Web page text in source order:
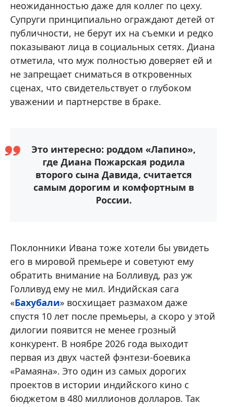
неожиданностью даже для коллег по цеху.
Супруги принципиально ограждают детей от
публичности, не берут их на съемки и редко
показывают лица в социальных сетях. Диана
отметила, что муж полностью доверяет ей и
не запрещает сниматься в откровенных
сценах, что свидетельствует о глубоком
уважении и партнерстве в браке.
Это интересно: роддом «Лапино»,
где Диана Пожарская родила
второго сына Давида, считается
самым дорогим и комфортным в
России.
Поклонники Ивана тоже хотели бы увидеть
его в мировой премьере и советуют ему
обратить внимание на Болливуд, раз уж
Голливуд ему не мил. Индийская сага
«Бахубали» восхищает размахом даже
спустя 10 лет после премьеры, а скоро у этой
дилогии появится не менее грозный
конкурент. В ноябре 2026 года выходит
первая из двух частей фэнтези-боевика
«Рамаяна». Это один из самых дорогих
проектов в истории индийского кино с
бюджетом в 480 миллионов долларов. Так